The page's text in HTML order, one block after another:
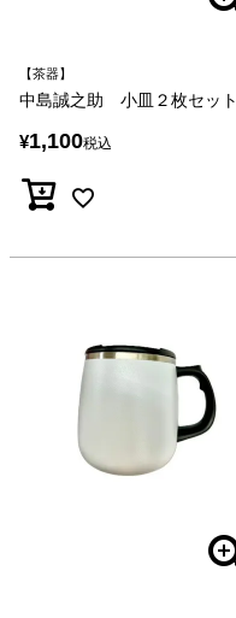
【茶器】
中島誠之助 小皿２枚セット
¥1,100税込